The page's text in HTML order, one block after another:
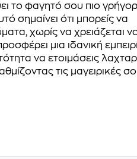
το φαγητό σου πιο
σημαίνει ότι μπορείς να
χωρίς να χρειάζεται
μια ιδανική
να ετοιμάσεις
τις μαγειρικές